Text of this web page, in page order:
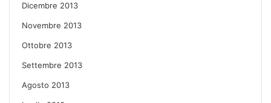
Dicembre 2013
Novembre 2013
Ottobre 2013
Settembre 2013
Agosto 2013